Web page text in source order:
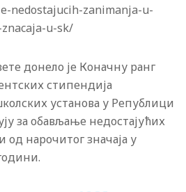
nedostajucih-zanimanja-u-
u-sk/
донело је Коначну ранг
стипендија
установа у Републици
за обављање недостајућих
нарочитог значаја у